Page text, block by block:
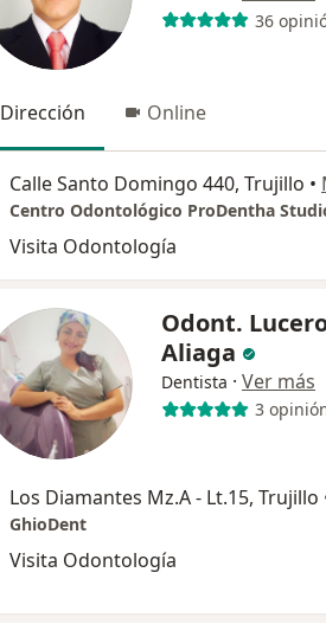
36
Dirección Online
Calle Santo Domingo 440, Trujillo •
Centro Odontológico ProDentha
Visita Odontología
Odont.
Aliaga
Dentista · Ver más
3
Los Diamantes Mz.A - Lt.15, Trujillo
GhioDent
Visita Odontología